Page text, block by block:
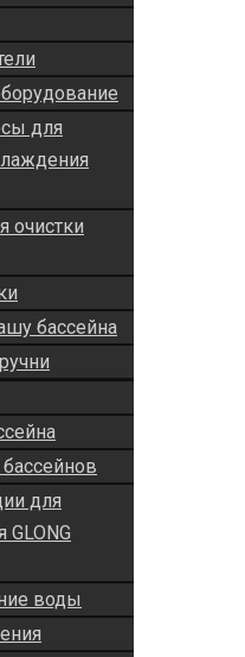
для
очистки
бассейна
для
воды